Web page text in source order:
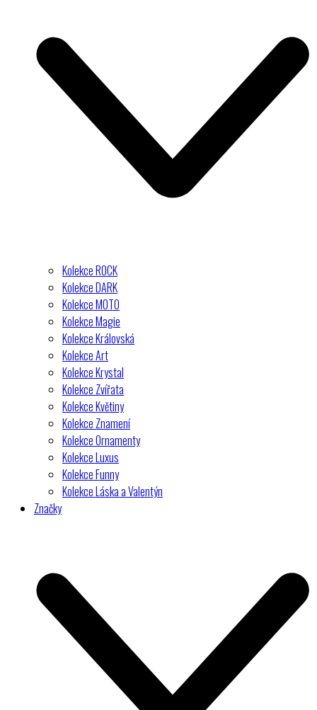
Kolekce ROCK
Kolekce DARK
Kolekce MOTO
Kolekce Magie
Kolekce Královská
Kolekce Art
Kolekce Krystal
Kolekce Zvířata
Kolekce Květiny
Kolekce Znamení
Kolekce Ornamenty
Kolekce Luxus
Kolekce Funny
Kolekce Láska a Valentýn
Značky